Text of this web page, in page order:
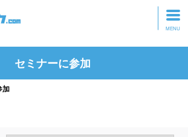
セミナーに参加
加